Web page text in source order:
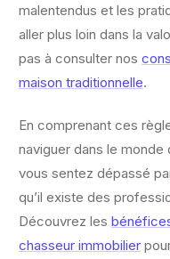
malentendus et les
aller plus loin dans la
pas à consulter nos
maison traditionnelle.
En comprenant ces
naviguer dans le monde
vous sentez dépassé
qu’il existe des
Découvrez les
chasseur immobilier